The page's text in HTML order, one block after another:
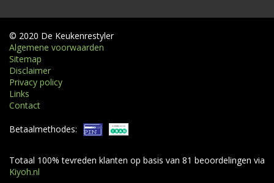
© 2020 De Keukenrestyler
Algemene voorwaarden
Sitemap
Disclaimer
Privacy policy
Links
Contact
Betaalmethodes:
Totaal 100% tevreden klanten op basis van 81 beoordelingen via
Kiyoh.nl